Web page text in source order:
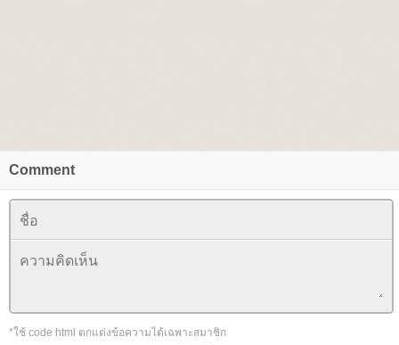
Comment
*ใช้ code html ตกแต่งข้อความได้เฉพาะสมาชิก